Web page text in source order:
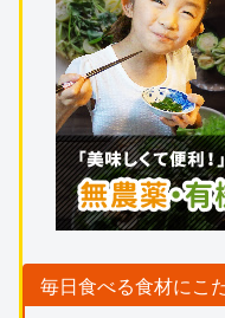
毎日食べる食材にこ